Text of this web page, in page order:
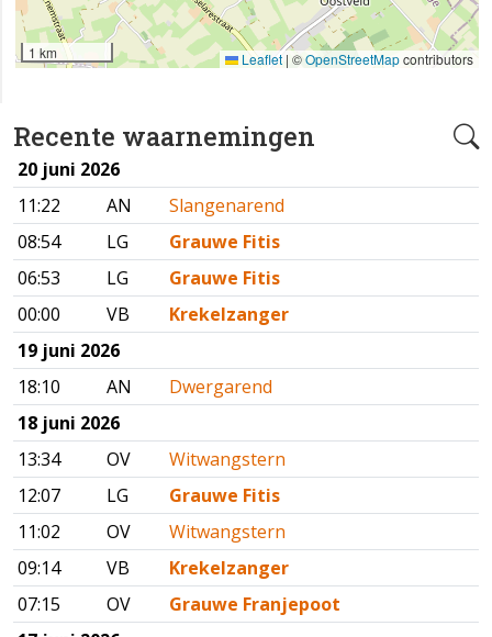
Recente waarnemingen
20 juni 2026
11:22
AN
Slangenarend
08:54
LG
Grauwe Fitis
06:53
LG
Grauwe Fitis
00:00
VB
Krekelzanger
19 juni 2026
18:10
AN
Dwergarend
18 juni 2026
13:34
OV
Witwangstern
12:07
LG
Grauwe Fitis
11:02
OV
Witwangstern
09:14
VB
Krekelzanger
07:15
OV
Grauwe Franjepoot
1 km Leaflet | ©OpenStreetMapcontributors